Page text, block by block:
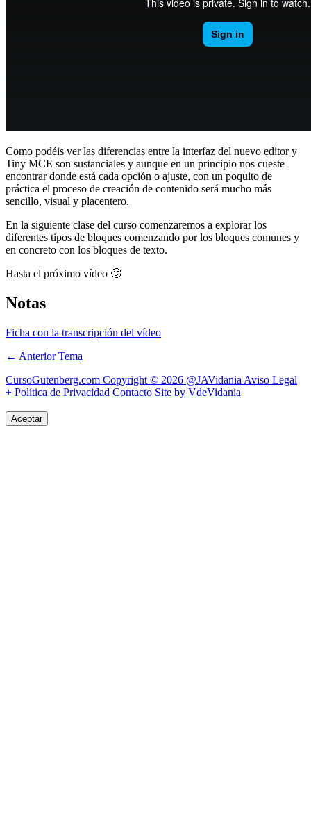
Como podéis ver las diferencias entre la interfaz del nuevo editor y
Tiny MCE son sustanciales y aunque en un principio nos cueste
encontrar donde está cada opción o ajuste, con un poquito de
práctica el proceso de creación de contenido será mucho más
sencillo, visual y placentero.
En la siguiente clase del curso comenzaremos a explorar los
diferentes tipos de bloques comenzando por los bloques comunes y
en concreto con los bloques de texto.
Hasta el próximo vídeo 🙂
Notas
Ficha con la transcripción del vídeo
← Anterior Tema
CursoGutenberg.com Copyright © 2026 @JAVidania Aviso Legal
+ Política de Privacidad Contacto Site by VdeVidania
Aceptar